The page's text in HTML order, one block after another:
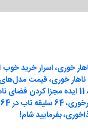
خوری، اسرار خرید خوب
ناهار خوری، قیمت
در 64 خانه!
بفرمایید شام!